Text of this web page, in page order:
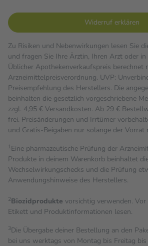
Widerruf erklären
Zu Risiken und Nebenwirkungen lesen Sie
und fragen Sie Ihre Ärztin, Ihren Arzt oder
Üblicher Apothekenverkaufspreis berechnet
Arzneimittelpreisverordnung. UVP:
Preisempfehlung des Herstellers. Die
beinhalten die gesetzlich vorgeschriebene
zzgl. 4,95 € Versandkosten. Ab 29 €
frei. Preisänderungen und Irrtümer
und Gratis-Beigaben nur solange der Vorrat
1Eine pharmazeutische Prüfung der
Produkte in deinem Warenkorb beinhaltet
Wechselwirkungschecks und die Prüfung
Anwendungshinweise des Herstellers.
2Biozidprodukte vorsichtig verwenden.
Etikett und Produktinformationen lesen.
3Die Übergabe deiner Bestellung an den
bei uns werktags von Montag bis Freitag